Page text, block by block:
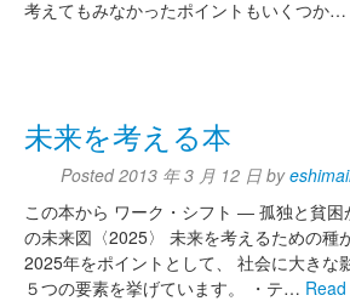
考えてもみなかったポイントもいくつか…
未来を考える本
Posted2013 年 3 月 12 日 by
この本から ワーク・シフト ― 孤独と貧困
の未来図〈2025〉 未来を考えるための種
2025年をポイントとして、 社会に大きな
５つの要素を挙げています。 ・テ…